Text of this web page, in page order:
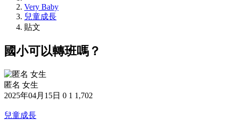
Very Baby
兒童成長
貼文
國小可以轉班嗎？
匿名 女生
2025年04月15日 0 1 1,702
兒童成長